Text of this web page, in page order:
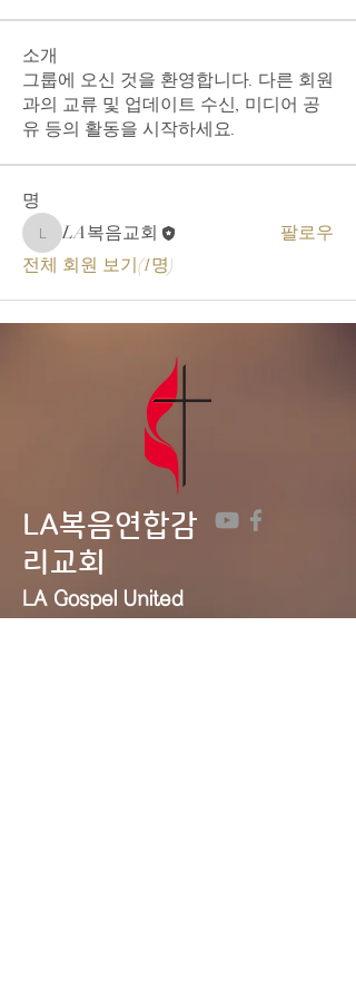
소개
그룹에 오신 것을 환영합니다. 다른 회원
과의 교류 및 업데이트 수신, 미디어 공
유 등의 활동을 시작하세요.
명
LA복음교회
LA복음교회
팔로우
전체 회원 보기(1명)
LA복음연합감
리교회
LA Gospel United